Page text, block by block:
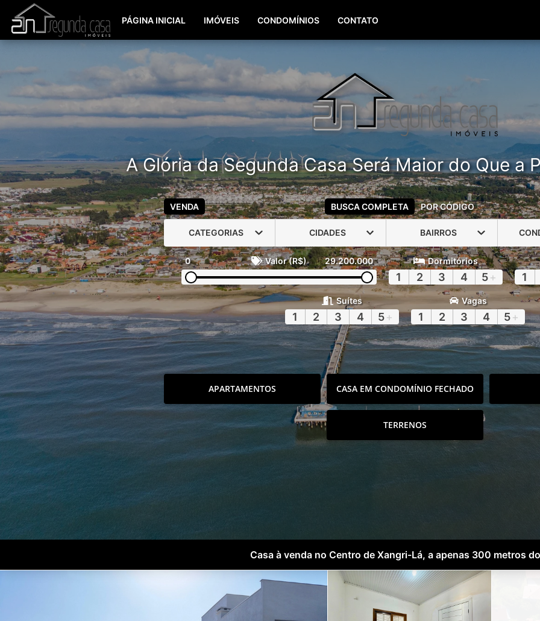
(51) 99960-3940
PÁGINA INICIAL IMÓVEIS CONDOMÍNIOS CONTATO
A Glória da Segunda Casa Será Maior do Que a
VENDA BUSCA COMPLETA POR CÓDIGO
CATEGORIAS CIDADES BAIRROS
0 Valor (R$) 29.200.000 Dormitórios
1 2 3 4 5+ 1
Suítes
1 2 3 4 5+
Vagas
1 2 3 4 5+
APARTAMENTOS CASA EM CONDOMÍNIO FECHADO
TERRENOS
Casa à venda no Centro de Xangri-Lá, a apenas 300 metros